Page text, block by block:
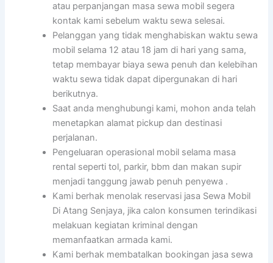
atau perpanjangan masa sewa mobil segera
kontak kami sebelum waktu sewa selesai.
Pelanggan yang tidak menghabiskan waktu sewa
mobil selama 12 atau 18 jam di hari yang sama,
tetap membayar biaya sewa penuh dan kelebihan
waktu sewa tidak dapat dipergunakan di hari
berikutnya.
Saat anda menghubungi kami, mohon anda telah
menetapkan alamat pickup dan destinasi
perjalanan.
Pengeluaran operasional mobil selama masa
rental seperti tol, parkir, bbm dan makan supir
menjadi tanggung jawab penuh penyewa .
Kami berhak menolak reservasi jasa Sewa Mobil
Di Atang Senjaya, jika calon konsumen terindikasi
melakuan kegiatan kriminal dengan
memanfaatkan armada kami.
Kami berhak membatalkan bookingan jasa sewa